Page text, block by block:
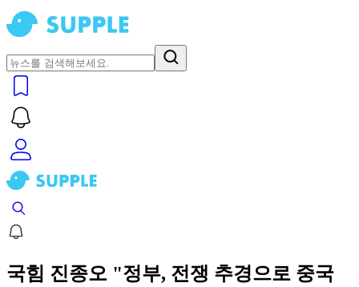
국힘 진종오 "정부, 전쟁 추경으로 중국